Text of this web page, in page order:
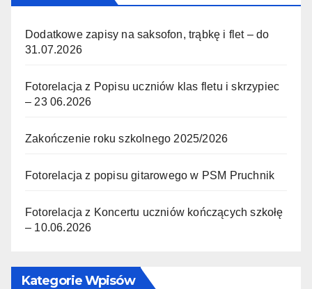
Dodatkowe zapisy na saksofon, trąbkę i flet – do
31.07.2026
Fotorelacja z Popisu uczniów klas fletu i skrzypiec
– 23 06.2026
Zakończenie roku szkolnego 2025/2026
Fotorelacja z popisu gitarowego w PSM Pruchnik
Fotorelacja z Koncertu uczniów kończących szkołę
– 10.06.2026
Kategorie Wpisów